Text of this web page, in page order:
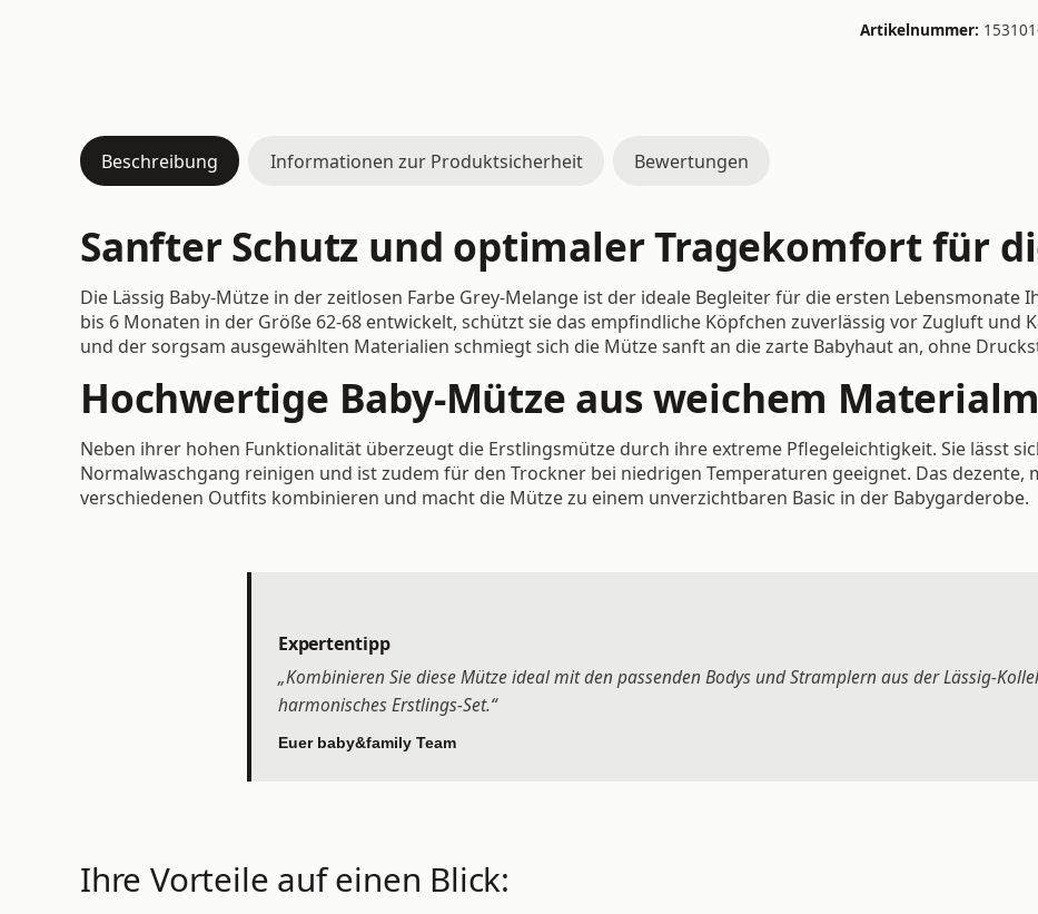
Artikelnummer:
Beschreibung Informationen zur Produktsicherheit Bewertungen
Sanfter Schutz und optimaler Tragekomfort für
Die Lässig Baby-Mütze in der zeitlosen Farbe Grey-Melange ist der ideale Begleiter für die ersten Lebensmonate
bis 6 Monaten in der Größe 62-68 entwickelt, schützt sie das empfindliche Köpfchen zuverlässig vor Zugluft und
und der sorgsam ausgewählten Materialien schmiegt sich die Mütze sanft an die zarte Babyhaut an, ohne
Hochwertige Baby-Mütze aus weichem
Neben ihrer hohen Funktionalität überzeugt die Erstlingsmütze durch ihre extreme Pflegeleichtigkeit. Sie lässt
Normalwaschgang reinigen und ist zudem für den Trockner bei niedrigen Temperaturen geeignet. Das dezente,
verschiedenen Outfits kombinieren und macht die Mütze zu einem unverzichtbaren Basic in der Babygarderobe.
Expertentipp
„Kombinieren Sie diese Mütze ideal mit den passenden Bodys und Stramplern aus der Lässig-
harmonisches Erstlings-Set.“
Euer baby&family Team
Ihre Vorteile auf einen Blick: